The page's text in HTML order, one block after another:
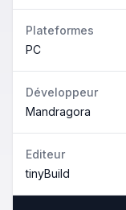
Plateformes
PC
Développeur
Mandragora
Editeur
tinyBuild